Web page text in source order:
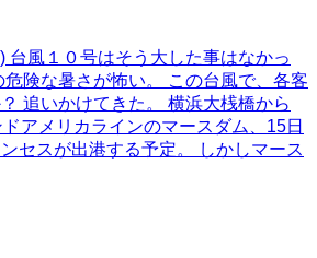
台風１０号はそう大した事はなかっ
険な暑さが怖い。 この台風で、各客
追いかけてきた。 横浜大桟橋から
アメリカラインのマースダム、15日
セスが出港する予定。 しかしマース